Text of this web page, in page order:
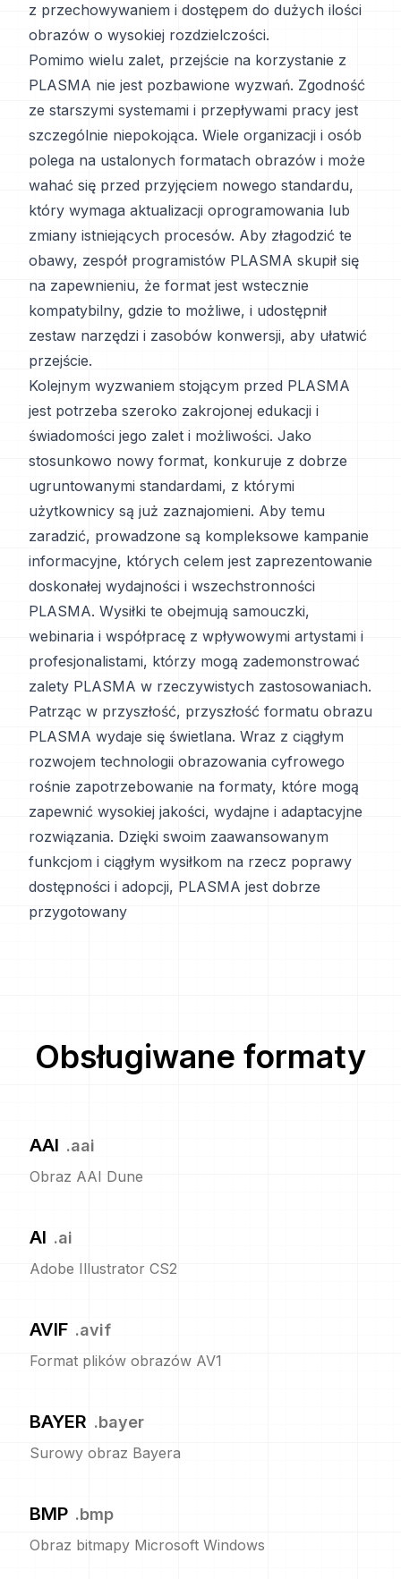
z przechowywaniem i dostępem do dużych ilości
obrazów o wysokiej rozdzielczości.
Pomimo wielu zalet, przejście na korzystanie z
PLASMA nie jest pozbawione wyzwań. Zgodność
ze starszymi systemami i przepływami pracy jest
szczególnie niepokojąca. Wiele organizacji i osób
polega na ustalonych formatach obrazów i może
wahać się przed przyjęciem nowego standardu,
który wymaga aktualizacji oprogramowania lub
zmiany istniejących procesów. Aby złagodzić te
obawy, zespół programistów PLASMA skupił się
na zapewnieniu, że format jest wstecznie
kompatybilny, gdzie to możliwe, i udostępnił
zestaw narzędzi i zasobów konwersji, aby ułatwić
przejście.
Kolejnym wyzwaniem stojącym przed PLASMA
jest potrzeba szeroko zakrojonej edukacji i
świadomości jego zalet i możliwości. Jako
stosunkowo nowy format, konkuruje z dobrze
ugruntowanymi standardami, z którymi
użytkownicy są już zaznajomieni. Aby temu
zaradzić, prowadzone są kompleksowe kampanie
informacyjne, których celem jest zaprezentowanie
doskonałej wydajności i wszechstronności
PLASMA. Wysiłki te obejmują samouczki,
webinaria i współpracę z wpływowymi artystami i
profesjonalistami, którzy mogą zademonstrować
zalety PLASMA w rzeczywistych zastosowaniach.
Patrząc w przyszłość, przyszłość formatu obrazu
PLASMA wydaje się świetlana. Wraz z ciągłym
rozwojem technologii obrazowania cyfrowego
rośnie zapotrzebowanie na formaty, które mogą
zapewnić wysokiej jakości, wydajne i adaptacyjne
rozwiązania. Dzięki swoim zaawansowanym
funkcjom i ciągłym wysiłkom na rzecz poprawy
dostępności i adopcji, PLASMA jest dobrze
przygotowany
Obsługiwane formaty
AAI .aai
Obraz AAI Dune
AI .ai
Adobe Illustrator CS2
AVIF .avif
Format plików obrazów AV1
BAYER .bayer
Surowy obraz Bayera
BMP .bmp
Obraz bitmapy Microsoft Windows